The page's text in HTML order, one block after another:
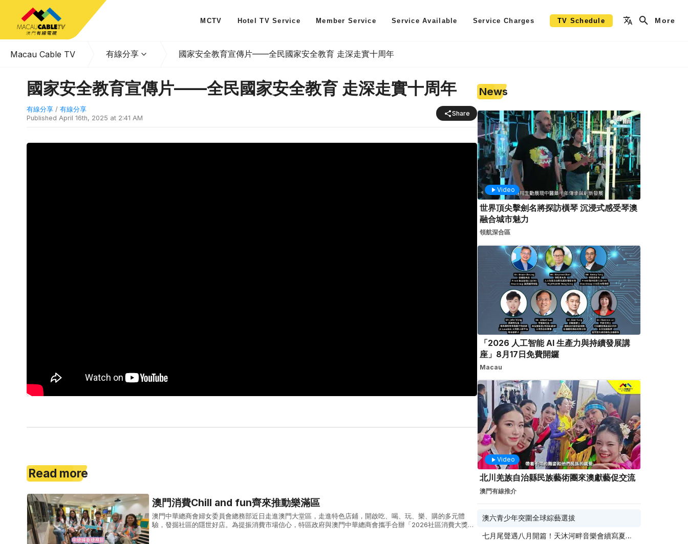
MCTV Hotel TV Service Member Service Service Available Service Charges TV Schedule More
Macau Cable TV 有線分享 國家安全教育宣傳片——全民國家安全教育 走深走實十周年
國家安全教育宣傳片——全民國家安全教育 走深走實十周年
有線分享 / 有線分享
Published April 16th, 2025 at 2:41 AM
Share
Read more
澳門消費Chill and fun齊來推動樂滿區
澳門中華總商會婦女委員會總務部近日走進澳門大堂區，走進特色店鋪，開啟吃、喝、玩、樂、購的多元體
驗，發掘社區的隱世好店。為提振消費市場信心，特區政府與澳門中華總商會攜手合辦「2026社區消費大獎
News
Video
世界頂尖擊劍名將探訪橫琴 沉浸式感受琴澳
融合城市魅力
領航深合區
「2026 人工智能 AI 生產力與持續發展講
座」8月17日免費開鑼
Macau
Video
北川羌族自治縣民族藝術團來澳獻藝促交流
澳門有線推介
澳六青少年突圍全球綜藝選拔
七月尾聲遇八月開篇！天沐河畔音樂會續寫夏夜